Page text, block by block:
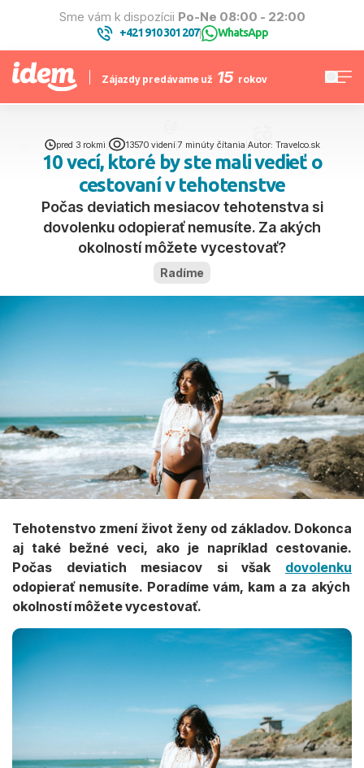
Sme vám k dispozícii Po-Ne 08:00 - 22:00
+421 910 301 207| WhatsApp
Zájazdy predávame už 15 rokov
pred 3 rokmi 13570 videní|7 minúty čítania Autor: Travelco.sk
10 vecí, ktoré by ste mali vedieť o
cestovaní v tehotenstve
Počas deviatich mesiacov tehotenstva si
dovolenku odopierať nemusíte. Za akých
okolností môžete vycestovať?
Radíme
Tehotenstvo zmení život ženy od základov. Dokonca
aj také bežné veci, ako je napríklad cestovanie.
Počas deviatich mesiacov si však dovolenku
odopierať nemusíte. Poradíme vám, kam a za akých
okolností môžete vycestovať.